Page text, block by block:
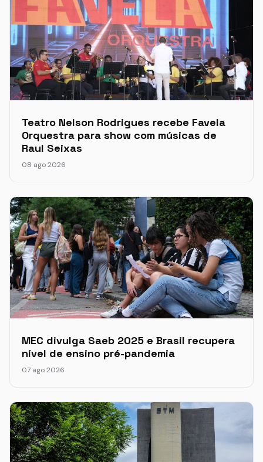
Teatro Nelson Rodrigues recebe Favela
Orquestra para show com músicas de
Raul Seixas
08 ago 2026
MEC divulga Saeb 2025 e Brasil recupera
nível de ensino pré-pandemia
07 ago 2026